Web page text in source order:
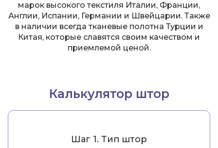
марок высокого текстиля Италии, Франции,
Англии, Испании, Германии и Швейцарии. Также
в наличии всегда тканевые полотна Турции и
Китая, которые славятся своим качеством и
приемлемой ценой.
Калькулятор штор
Шаг 1. Тип штор